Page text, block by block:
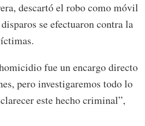
descartó el robo como móvil
se efectuaron contra la
fue un encargo directo
pero investigaremos todo lo
este hecho criminal”,